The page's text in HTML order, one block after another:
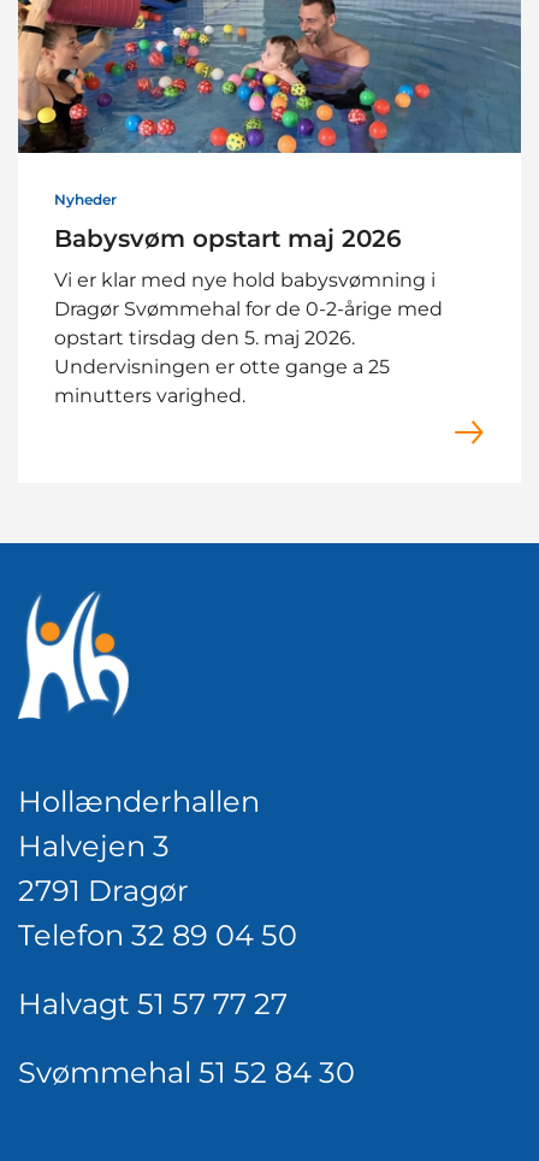
Nyheder
Babysvøm opstart maj 2026
Vi er klar med nye hold babysvømning i
Dragør Svømmehal for de 0-2-årige med
opstart tirsdag den 5. maj 2026.
Undervisningen er otte gange a 25
minutters varighed.
Hollænderhallen
Halvejen 3
2791 Dragør
Telefon 32 89 04 50
Halvagt 51 57 77 27
Svømmehal 51 52 84 30